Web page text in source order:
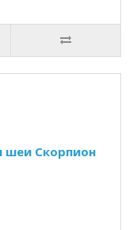
шеи Скорпион